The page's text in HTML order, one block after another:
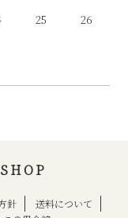
25
26
針
送料について